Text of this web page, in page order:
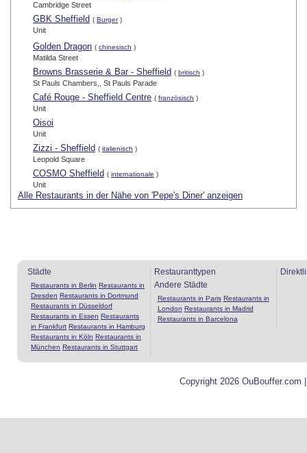
Cambridge Street
GBK Sheffield ( Burger)
Unit
Golden Dragon ( chinesisch )
Matilda Street
Browns Brasserie & Bar - Sheffield ( britisch )
St Pauls Chambers,, St Pauls Parade
Café Rouge - Sheffield Centre ( französisch )
Unit
Oisoi
Unit
Zizzi - Sheffield ( italienisch )
Leopold Square
COSMO Sheffield ( internationale )
Unit
Alle Restaurants in der Nähe von 'Pepe's Diner' anzeigen
Städte
Restaurants in Berlin Restaurants in
Dresden Restaurants in Dortmund
Restaurants in Düsseldorf
Restaurants in Essen Restaurants
in Frankfurt Restaurants in Hamburg
Restaurants in Köln Restaurants in
München Restaurants in Stuttgart
Restauranttypen
Andere Städte
Restaurants in Paris Restaurants in
London Restaurants in Madrid
Restaurants in Barcelona
Copyright 2026 OuBouffer.com